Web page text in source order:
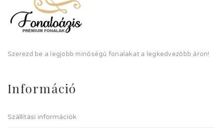
Szerezd be a legjobb minőségű fonalakat a legkedvezőbb áron!
Információ
Szállítási információk